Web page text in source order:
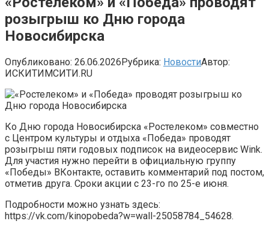
розыгрыш ко Дню города
Новосибирска
Опубликовано: 26.06.2026Рубрика: НовостиАвтор:
ИСКИТИМСИТИ.RU
Ко Дню города Новосибирска «Ростелеком» совместно
с Центром культуры и отдыха «Победа» проводят
розыгрыш пяти годовых подписок на видеосервис Wink.
Для участия нужно перейти в официальную группу
«Победы» ВКонтакте, оставить комментарий под постом,
отметив друга. Сроки акции с 23-го по 25-е июня.
Подробности можно узнать здесь:
https://vk.com/kinopobeda?w=wall-25058784_54628.